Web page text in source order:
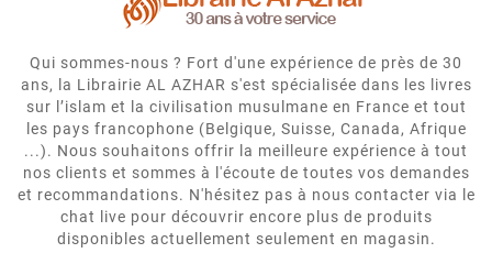
Qui sommes-nous ? Fort d'une expérience de près de 30
ans, la Librairie AL AZHAR s'est spécialisée dans les livres
sur l’islam et la civilisation musulmane en France et tout
les pays francophone (Belgique, Suisse, Canada, Afrique
...). Nous souhaitons offrir la meilleure expérience à tout
nos clients et sommes à l'écoute de toutes vos demandes
et recommandations. N'hésitez pas à nous contacter via le
chat live pour découvrir encore plus de produits
disponibles actuellement seulement en magasin.